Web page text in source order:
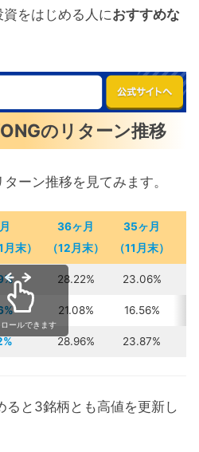
をはじめる人におすすめな
のリターン推移
ターン推移を見てみます。
末）
36ヶ月
（12月末）
35ヶ月
（11月末）
28.22% 23.06%
21.08% 16.56%
28.96% 23.87%
ールできます
ると3銘柄とも高値を更新し